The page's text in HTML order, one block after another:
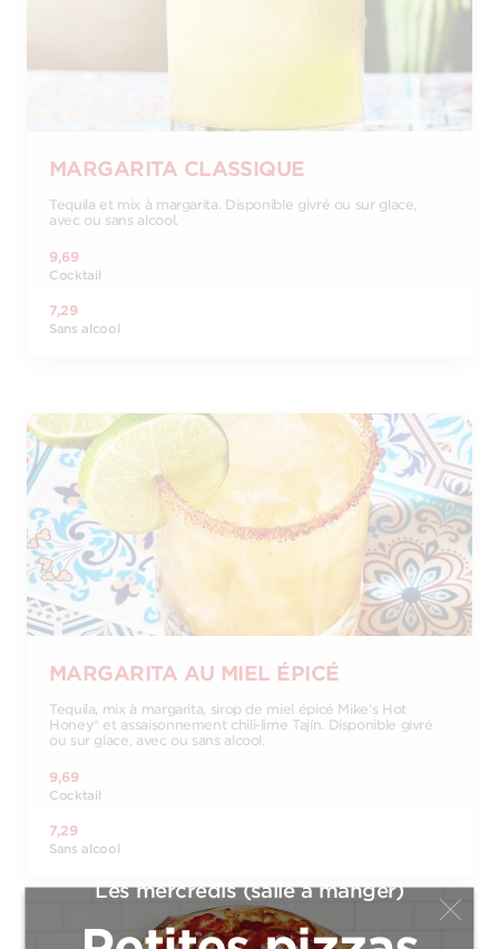
MARGARITA CLASSIQUE
Tequila et mix à margarita. Disponible givré ou sur glace,
avec ou sans alcool.
9,69
Cocktail
7,29
Sans alcool
MARGARITA AU MIEL ÉPICÉ
Tequila, mix à margarita, sirop de miel épicé Mike's Hot
Honey® et assaisonnement chili-lime Tajín. Disponible givré
ou sur glace, avec ou sans alcool.
9,69
Cocktail
7,29
Sans alcool
Les mercredis (salle à manger)